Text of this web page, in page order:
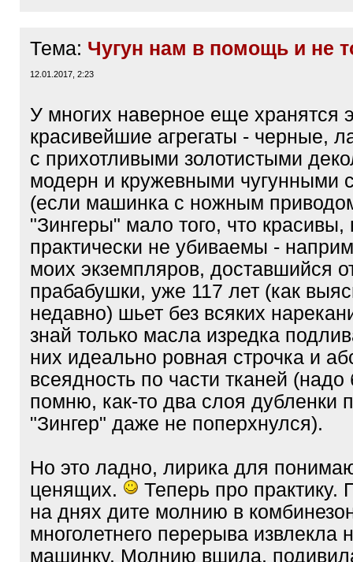
Тема: Чугун нам в помощь и не
12.01.2017, 2:23
У многих наверное еще хранятся
красивейшие агрегаты - черные,
с прихотливыми золотистыми
модерн и кружевными чугунными
(если машинка с ножным
"Зингеры" мало того, что красивы,
практически не убиваемы -
моих экземпляров, доставшийся
прабабушки, уже 117 лет (как
недавно) шьет без всяких
знай только масла изредка
них идеально ровная строчка и
всеядность по части тканей
помню, как-то два слоя дубленки
"Зингер" даже не поперхнулся).
Но это ладно, лирика для
ценящих.
Теперь про практику.
на днях дите молнию в
многолетнего перерыва извлекла
машинку. Молнию вшила,